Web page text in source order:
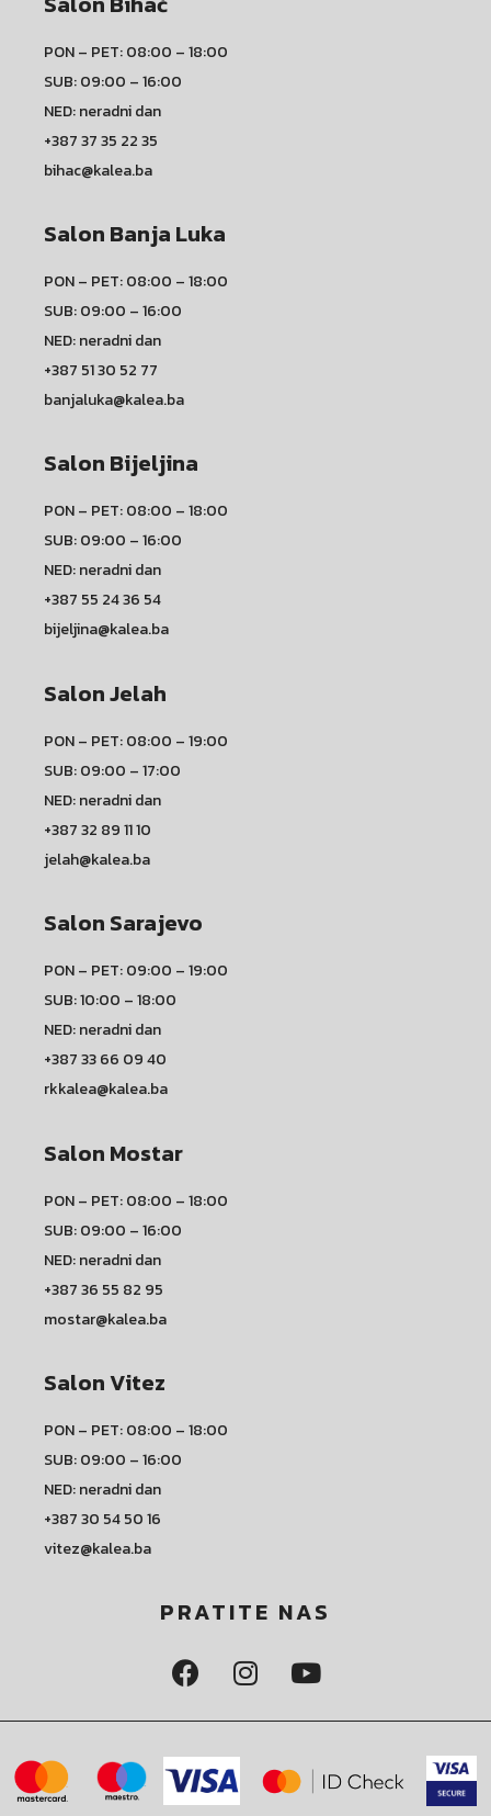
PON – PET: 08:00 – 18:00
SUB: 09:00 – 16:00
NED: neradni dan
+387 37 35 22 35
bihac@kalea.ba
Salon Banja Luka
PON – PET: 08:00 – 18:00
SUB: 09:00 – 16:00
NED: neradni dan
+387 51 30 52 77
banjaluka@kalea.ba
Salon Bijeljina
PON – PET: 08:00 – 18:00
SUB: 09:00 – 16:00
NED: neradni dan
+387 55 24 36 54
bijeljina@kalea.ba
Salon Jelah
PON – PET: 08:00 – 19:00
SUB: 09:00 – 17:00
NED: neradni dan
+387 32 89 11 10
jelah@kalea.ba
Salon Sarajevo
PON – PET: 09:00 – 19:00
SUB: 10:00 – 18:00
NED: neradni dan
+387 33 66 09 40
rkkalea@kalea.ba
Salon Mostar
PON – PET: 08:00 – 18:00
SUB: 09:00 – 16:00
NED: neradni dan
+387 36 55 82 95
mostar@kalea.ba
Salon Vitez
PON – PET: 08:00 – 18:00
SUB: 09:00 – 16:00
NED: neradni dan
+387 30 54 50 16
vitez@kalea.ba
PRATITE NAS